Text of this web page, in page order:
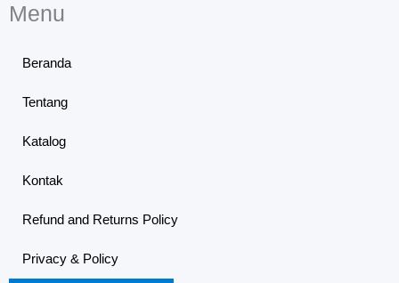
Menu
Beranda
Tentang
Katalog
Kontak
Refund and Returns Policy
Privacy & Policy